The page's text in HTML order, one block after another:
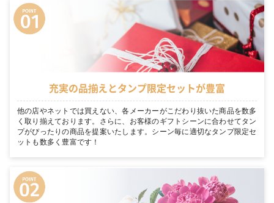
充実の品揃えとタンプ限定セットが豊富
他の店やネットでは買えない、各メーカーがこだわり抜いた商品を数多
く取り揃えております。さらに、お客様のギフトシーンに合わせてタン
プがぴったりの商品を提案いたします。シーン毎に適切なタンプ限定セ
ットも数多く豊富です！